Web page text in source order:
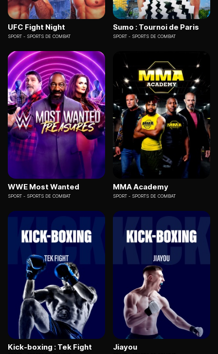
UFC Fight Night
SPORT SPORTS DE COMBAT
Sumo : Tournoi de Paris
SPORT SPORTS DE COMBAT
WWE Most Wanted
SPORT SPORTS DE COMBAT
MMA Academy
SPORT SPORTS DE COMBAT
Kick-boxing : Tek Fight Jiayou